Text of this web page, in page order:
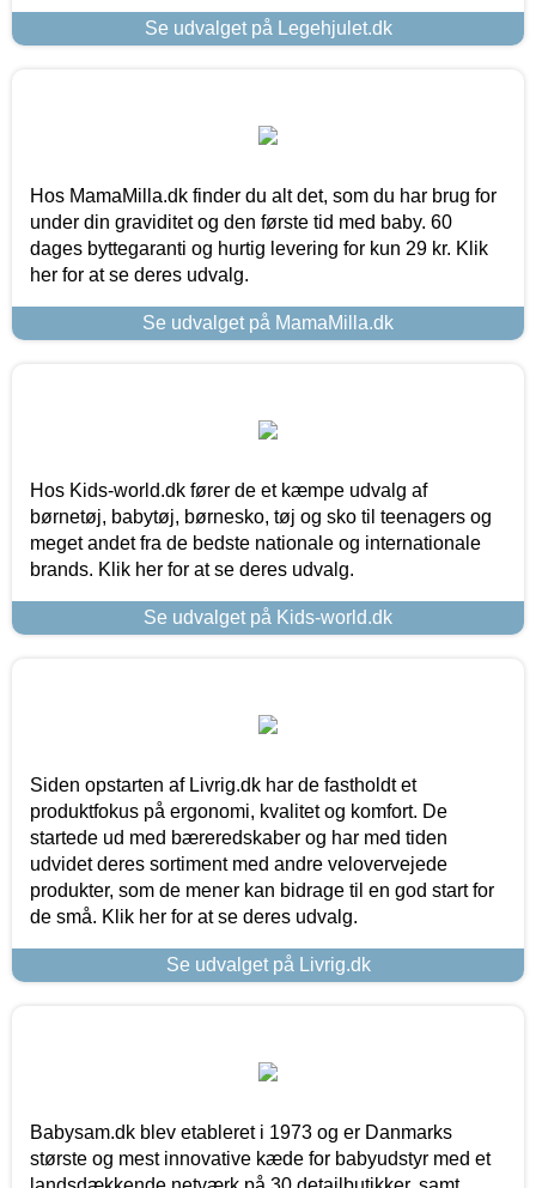
Se udvalget på Legehjulet.dk
Hos MamaMilla.dk finder du alt det, som du har brug for
under din graviditet og den første tid med baby. 60
dages byttegaranti og hurtig levering for kun 29 kr. Klik
her for at se deres udvalg.
Se udvalget på MamaMilla.dk
Hos Kids-world.dk fører de et kæmpe udvalg af
børnetøj, babytøj, børnesko, tøj og sko til teenagers og
meget andet fra de bedste nationale og internationale
brands. Klik her for at se deres udvalg.
Se udvalget på Kids-world.dk
Siden opstarten af Livrig.dk har de fastholdt et
produktfokus på ergonomi, kvalitet og komfort. De
startede ud med bæreredskaber og har med tiden
udvidet deres sortiment med andre velovervejede
produkter, som de mener kan bidrage til en god start for
de små. Klik her for at se deres udvalg.
Se udvalget på Livrig.dk
Babysam.dk blev etableret i 1973 og er Danmarks
største og mest innovative kæde for babyudstyr med et